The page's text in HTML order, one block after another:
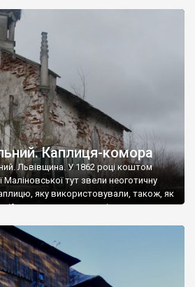
Серед збережених деталей
вівтар, ковані ґрати на вікнах,
Ми щиро дякуємо отцю Григорію
Каплиця-комора
Львівщина. У 1862 році коштом
Маліновської тут звели неоготичну
яку використовували, також, як
ховали представників роду
у ній усякий мотолох. Нині
на території
Схоже, що підприємство у приватній